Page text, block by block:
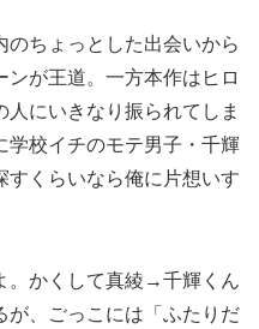
のちょっとした出会いから
が王道。一方本作はヒロ
にいきなり振られてしま
学校イチのモテ男子・千輝
すくらいなら俺に片想いす
。かくして真綾→千輝くん
が、ごっこには「ふたりだ